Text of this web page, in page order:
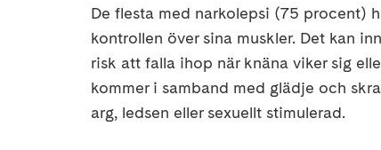
De flesta med narkolepsi (75 procent)
kontrollen över sina muskler. Det kan
risk att falla ihop när knäna viker sig
kommer i samband med glädje och
arg, ledsen eller sexuellt stimulerad.